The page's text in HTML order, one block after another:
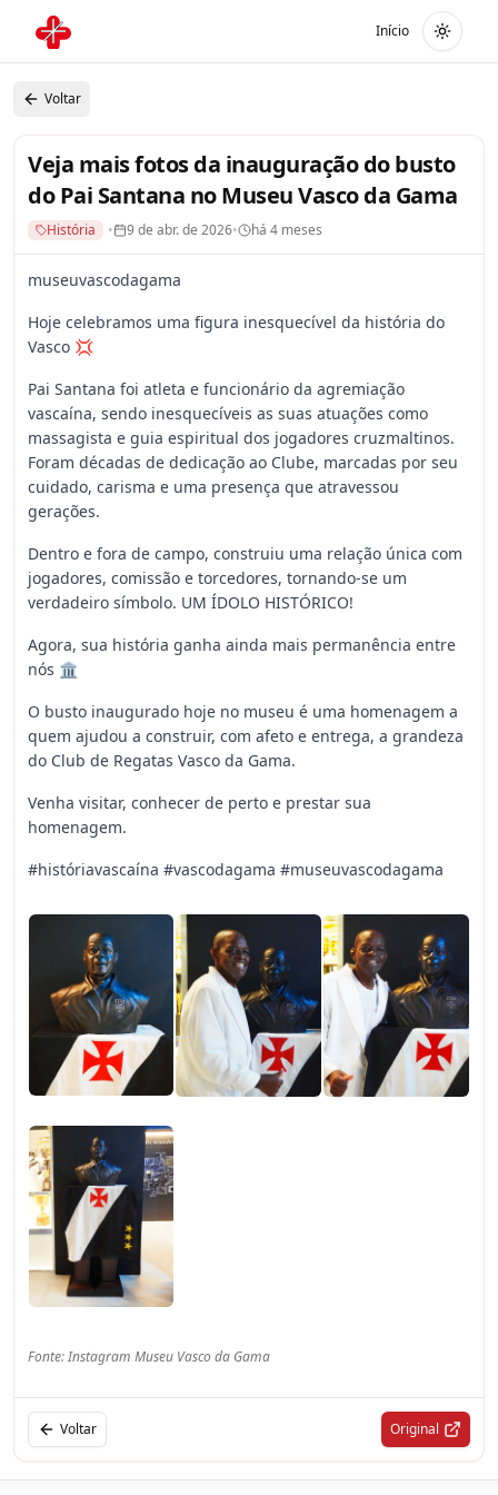
Início
Voltar
Veja mais fotos da inauguração do busto
do Pai Santana no Museu Vasco da Gama
História • 9 de abr. de 2026• há 4 meses
museuvascodagama
Hoje celebramos uma figura inesquecível da história do
Vasco 💢
Pai Santana foi atleta e funcionário da agremiação
vascaína, sendo inesquecíveis as suas atuações como
massagista e guia espiritual dos jogadores cruzmaltinos.
Foram décadas de dedicação ao Clube, marcadas por seu
cuidado, carisma e uma presença que atravessou
gerações.
Dentro e fora de campo, construiu uma relação única com
jogadores, comissão e torcedores, tornando-se um
verdadeiro símbolo. UM ÍDOLO HISTÓRICO!
Agora, sua história ganha ainda mais permanência entre
nós 🏛️
O busto inaugurado hoje no museu é uma homenagem a
quem ajudou a construir, com afeto e entrega, a grandeza
do Club de Regatas Vasco da Gama.
Venha visitar, conhecer de perto e prestar sua
homenagem.
#históriavascaína #vascodagama #museuvascodagama
Fonte: Instagram Museu Vasco da Gama
Voltar Original